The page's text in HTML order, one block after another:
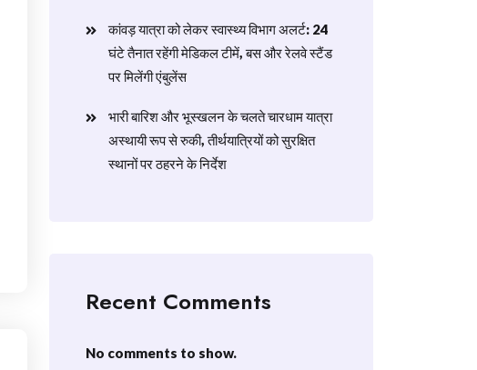
​कांवड़ यात्रा को लेकर स्वास्थ्य विभाग अलर्ट: 24
घंटे तैनात रहेंगी मेडिकल टीमें, बस और रेलवे स्टैंड
पर मिलेंगी एंबुलेंस
​भारी बारिश और भूस्खलन के चलते चारधाम यात्रा
अस्थायी रूप से रुकी, तीर्थयात्रियों को सुरक्षित
स्थानों पर ठहरने के निर्देश
Recent Comments
No comments to show.